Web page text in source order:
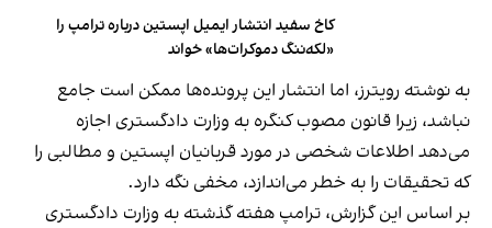
کاخ سفید انتشار ایمیل اپستین درباره ترامپ را
«لکه‌ننگ دموکرات‌ها» خواند
به نوشته رویترز، اما انتشار این پرونده‌ها ممکن است جامع
نباشد، زیرا قانون مصوب کنگره به وزارت دادگستری اجازه
می‌دهد اطلاعات شخصی در مورد قربانیان اپستین و مطالبی را
که تحقیقات را به خطر می‌اندازد، مخفی نگه دارد.
بر اساس این گزارش، ترامپ هفته گذشته به وزارت دادگستری